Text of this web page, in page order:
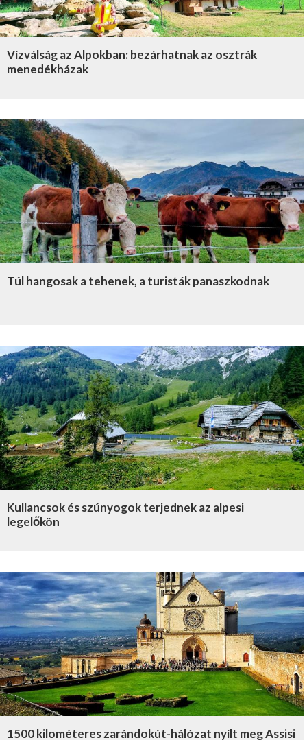
Vízválság az Alpokban: bezárhatnak az osztrák
menedékházak
Túl hangosak a tehenek, a turisták panaszkodnak
Kullancsok és szúnyogok terjednek az alpesi
legelőkön
1500 kilométeres zarándokút-hálózat nyílt meg Assisi